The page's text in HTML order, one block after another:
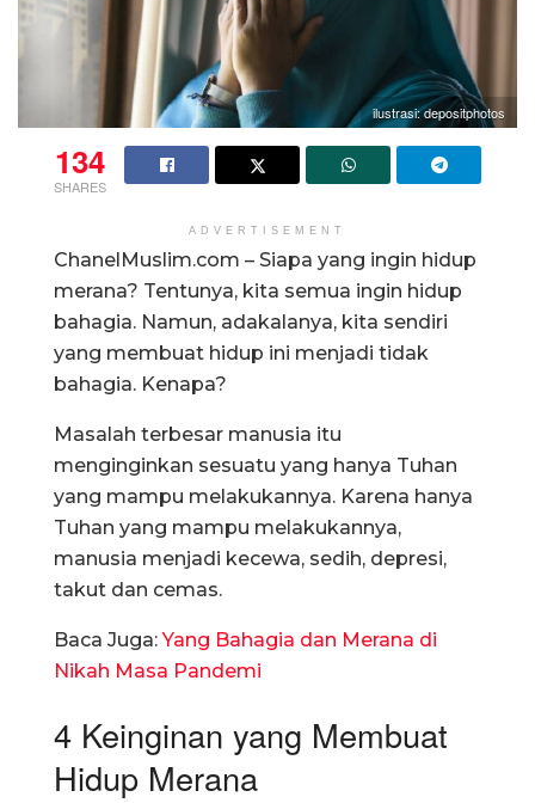
ilustrasi: depositphotos
134
SHARES
ADVERTISEMENT
ChanelMuslim.com – Siapa yang ingin hidup
merana? Tentunya, kita semua ingin hidup
bahagia. Namun, adakalanya, kita sendiri
yang membuat hidup ini menjadi tidak
bahagia. Kenapa?
Masalah terbesar manusia itu
menginginkan sesuatu yang hanya Tuhan
yang mampu melakukannya. Karena hanya
Tuhan yang mampu melakukannya,
manusia menjadi kecewa, sedih, depresi,
takut dan cemas.
Baca Juga:Yang Bahagia dan Merana di
Nikah Masa Pandemi
4 Keinginan yang Membuat
Hidup Merana